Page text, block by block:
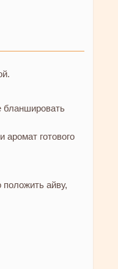
бланшировать
готового
положить айву,